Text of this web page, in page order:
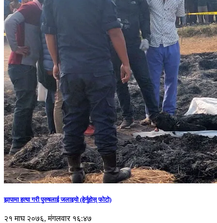
झापामा हत्या गरी पुरुषलाई जलाइयो (हेर्नुहाेस् फाेटाे)
२१ माघ २०७६, मंगलवार १६:४७